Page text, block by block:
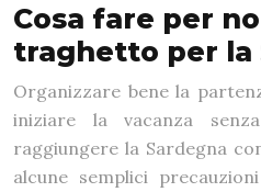
Cosa fare per
traghetto per la
Organizzare bene la
iniziare la vacanza
raggiungere la Sardegna
alcune semplici